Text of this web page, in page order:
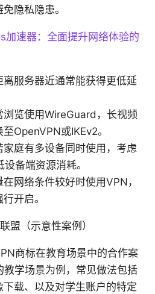
隐私隐患。
加速器：全面提升网络体验的
服务器近通常能获得更低延
浏览使用WireGuard，长视频
OpenVPN或IKEv2。
庭有多设备同时使用，考虑
备端资源消耗。
网络条件较好时使用VPN，
开启。
盟（示意性案例）
商标在教育场景中的合作案
学场景为例，常见做法包括
载、以及对学生账户的特定